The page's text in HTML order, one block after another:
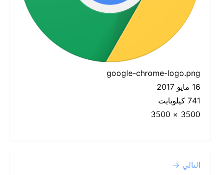
google-chrome-logo.png
16 مايو 2017
741 كيلوبايت
3500 × 3500
التالي →